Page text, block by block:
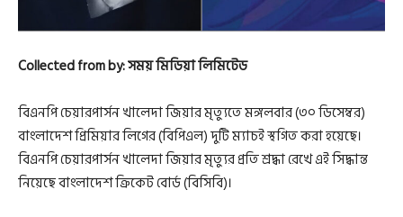
Collected from by: সময় মিডিয়া লিমিটেড
বিএনপি চেয়ারপার্সন খালেদা জিয়ার মৃত্যুতে মঙ্গলবার (৩০ ডিসেম্বর)
বাংলাদেশ প্রিমিয়ার লিগের (বিপিএল) দুটি ম্যাচই স্থগিত করা হয়েছে।
বিএনপি চেয়ারপার্সন খালেদা জিয়ার মৃত্যুর প্রতি শ্রদ্ধা রেখে এই সিদ্ধান্ত
নিয়েছে বাংলাদেশ ক্রিকেট বোর্ড (বিসিবি)।